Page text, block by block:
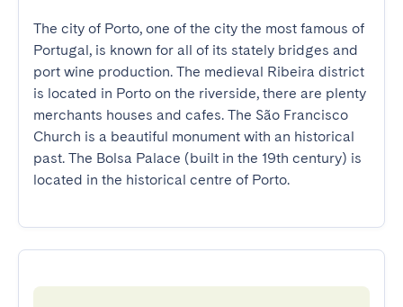
The city of Porto, one of the city the most famous of
Portugal, is known for all of its stately bridges and
port wine production. The medieval Ribeira district
is located in Porto on the riverside, there are plenty
merchants houses and cafes. The São Francisco
Church is a beautiful monument with an historical
past. The Bolsa Palace (built in the 19th century) is
located in the historical centre of Porto.